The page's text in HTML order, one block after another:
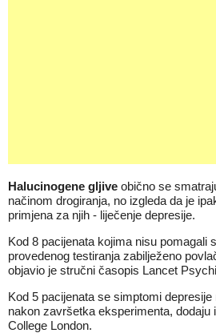
Halucinogene gljive obično se
načinom drogiranja, no izgleda da je
primjena za njih - liječenje depresije.
Kod 8 pacijenata kojima nisu pomagali
provedenog testiranja zabilježeno
objavio je stručni časopis Lancet
Kod 5 pacijenata se simptomi
nakon završetka eksperimenta, dodaju
College London.